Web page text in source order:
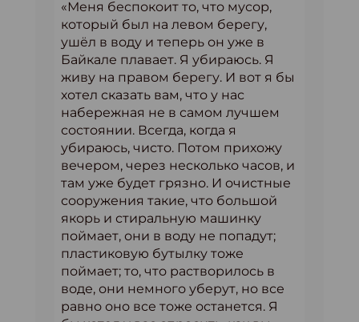
«Меня беспокоит то, что мусор,
который был на левом берегу,
ушёл в воду и теперь он уже в
Байкале плавает. Я убираюсь. Я
живу на правом берегу. И вот я бы
хотел сказать вам, что у нас
набережная не в самом лучшем
состоянии. Всегда, когда я
убираюсь, чисто. Потом прихожу
вечером, через несколько часов, и
там уже будет грязно. И очистные
сооружения такие, что большой
якорь и стиральную машинку
поймает, они в воду не попадут;
пластиковую бутылку тоже
поймает; то, что растворилось в
воде, они немного уберут, но все
равно оно все тоже останется. Я